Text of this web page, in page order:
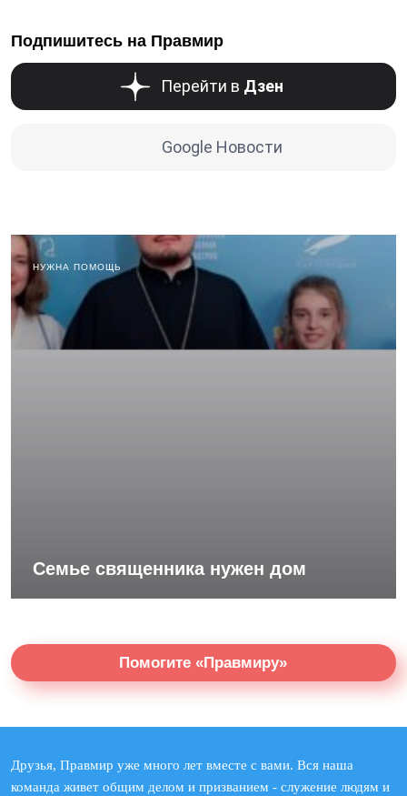
Подпишитесь на Правмир
Перейти в Дзен
Google Новости
НУЖНА ПОМОЩЬ
Семье священника нужен дом
Помогите «Правмиру»
Друзья, Правмир уже много лет вместе с вами. Вся наша
команда живет общим делом и призванием - служение людям и